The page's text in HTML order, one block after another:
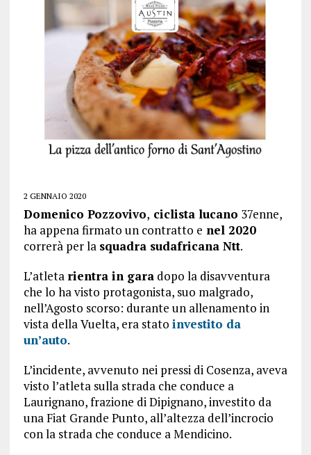
2 GENNAIO 2020
Domenico Pozzovivo, ciclista lucano 37enne,
ha appena firmato un contratto e nel 2020
correrà per la squadra sudafricana Ntt.
L’atleta rientra in garadopo la disavventura
che lo ha visto protagonista, suo malgrado,
nell’Agosto scorso: durante un allenamento in
vista della Vuelta, era stato investito da
un’auto.
L’incidente, avvenuto nei pressi di Cosenza, aveva
visto l’atleta sulla strada che conduce a
Laurignano, frazione di Dipignano, investito da
una Fiat Grande Punto, all’altezza dell’incrocio
con la strada che conduce a Mendicino.